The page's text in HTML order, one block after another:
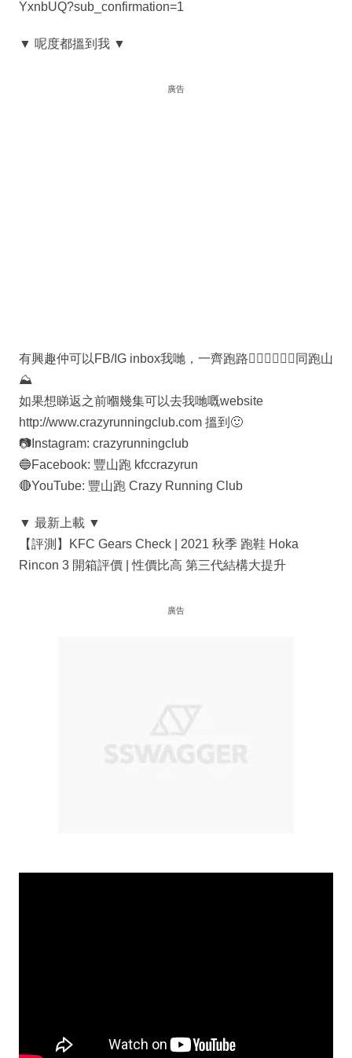
YxnbUQ?sub_confirmation=1
▼ 呢度都搵到我 ▼
廣告
有興趣仲可以FB/IG inbox我哋，一齊跑路🏃🏻‍♀️🏃🏽‍♂️同跑山
⛰
如果想睇返之前嗰幾集可以去我哋嘅website
http://www.crazyrunningclub.com 搵到🙂
📷Instagram: crazyrunningclub
🔵Facebook: 豐山跑 kfccrazyrun
🔴YouTube: 豐山跑 Crazy Running Club
▼ 最新上載 ▼
【評測】KFC Gears Check | 2021 秋季 跑鞋 Hoka
Rincon 3 開箱評價 | 性價比高 第三代結構大提升
廣告